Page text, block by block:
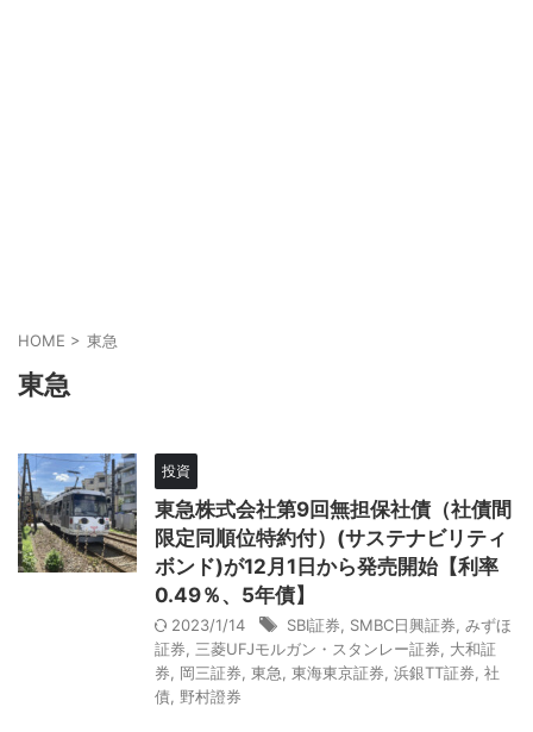
HOME > 東急
東急
投資
東急株式会社第9回無担保社債（社債間
限定同順位特約付）(サステナビリティ
ボンド)が12月1日から発売開始【利率
0.49％、5年債】
2023/1/14 SBI証券 SMBC日興証券 みずほ
証券
三菱UFJモルガン・スタンレー証券
大和証
券
岡三証券 東急 東海東京証券 浜銀TT証券 社
債 野村證券